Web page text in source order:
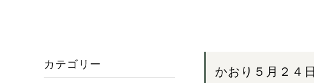
かおり５月２４日
カテゴリー